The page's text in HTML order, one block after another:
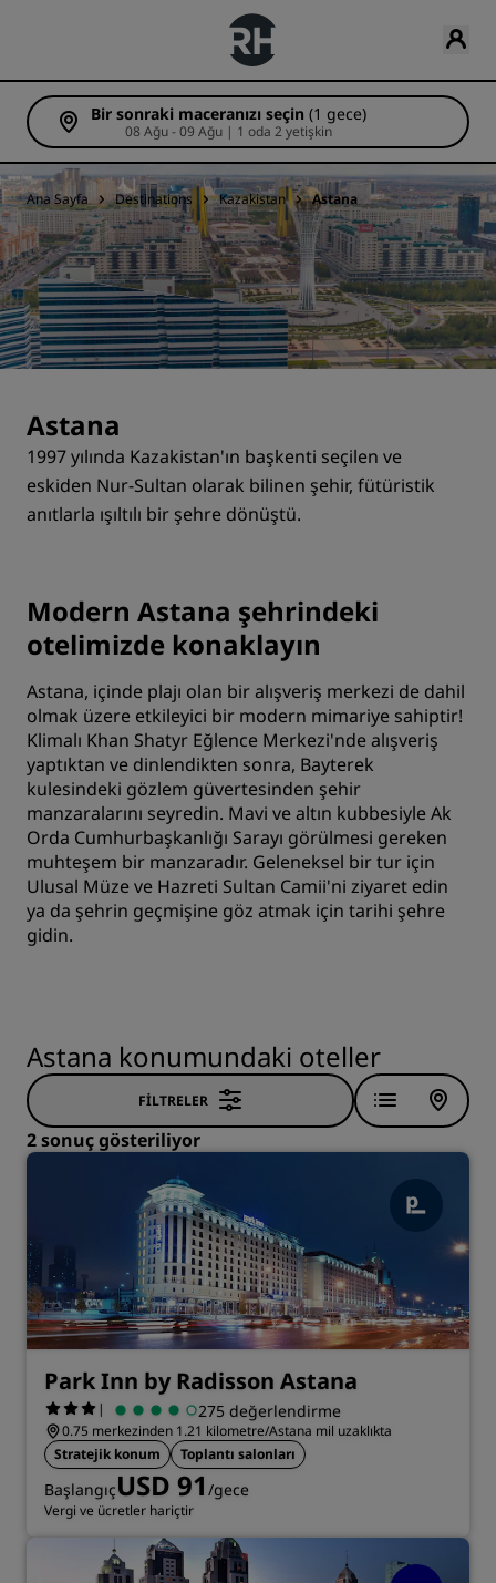
Bir sonraki maceranızı seçin (1 gece)
08 Ağu - 09 Ağu | 1 oda 2 yetişkin
Ana Sayfa Destinations Kazakistan Astana
Astana
1997 yılında Kazakistan'ın başkenti seçilen ve
eskiden Nur-Sultan olarak bilinen şehir, fütüristik
anıtlarla ışıltılı bir şehre dönüştü.
Modern Astana şehrindeki
otelimizde konaklayın
Astana, içinde plajı olan bir alışveriş merkezi de dahil
olmak üzere etkileyici bir modern mimariye sahiptir!
Klimalı Khan Shatyr Eğlence Merkezi'nde alışveriş
yaptıktan ve dinlendikten sonra, Bayterek
kulesindeki gözlem güvertesinden şehir
manzaralarını seyredin. Mavi ve altın kubbesiyle Ak
Orda Cumhurbaşkanlığı Sarayı görülmesi gereken
muhteşem bir manzaradır. Geleneksel bir tur için
Ulusal Müze ve Hazreti Sultan Camii'ni ziyaret edin
ya da şehrin geçmişine göz atmak için tarihi şehre
gidin.
Astana konumundaki oteller
FILTRELER
2 sonuç gösteriliyor
Park Inn by Radisson Astana
| 275 değerlendirme
0.75 merkezinden 1.21 kilometre/Astana mil uzaklıkta
Stratejik konum
Toplantı salonları
BaşlangıçUSD 91 /gece
Vergi ve ücretler hariçtir